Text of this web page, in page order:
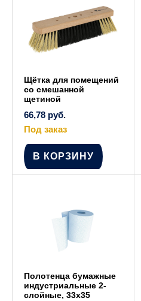
Щётка для помещений
со смешанной
щетиной
66,78 руб.
Под заказ
В КОРЗИНУ
Полотенца бумажные
индустриальные 2-
слойные, 33х35